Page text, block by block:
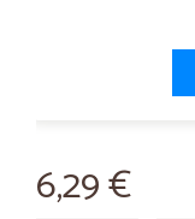
6,29 €